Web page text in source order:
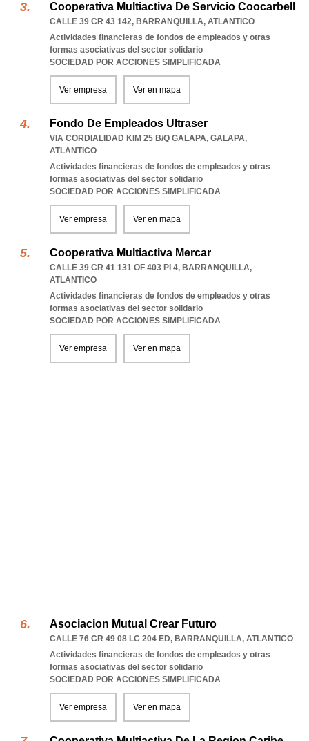
Cooperativa Multiactiva De Servicio Coocarbell
CALLE 39 CR 43 142, BARRANQUILLA, ATLANTICO
Actividades financieras de fondos de empleados y otras
formas asociativas del sector solidario
SOCIEDAD POR ACCIONES SIMPLIFICADA
Ver empresa Ver en mapa
Fondo De Empleados Ultraser
VIA CORDIALIDAD KIM 25 B/Q GALAPA, GALAPA,
ATLANTICO
Actividades financieras de fondos de empleados y otras
formas asociativas del sector solidario
SOCIEDAD POR ACCIONES SIMPLIFICADA
Ver empresa Ver en mapa
Cooperativa Multiactiva Mercar
CALLE 39 CR 41 131 OF 403 PI 4, BARRANQUILLA,
ATLANTICO
Actividades financieras de fondos de empleados y otras
formas asociativas del sector solidario
SOCIEDAD POR ACCIONES SIMPLIFICADA
Ver empresa Ver en mapa
Asociacion Mutual Crear Futuro
CALLE 76 CR 49 08 LC 204 ED, BARRANQUILLA, ATLANTICO
Actividades financieras de fondos de empleados y otras
formas asociativas del sector solidario
SOCIEDAD POR ACCIONES SIMPLIFICADA
Ver empresa Ver en mapa